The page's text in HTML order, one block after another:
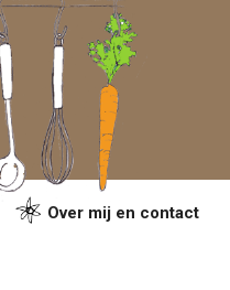
Over mij en contact